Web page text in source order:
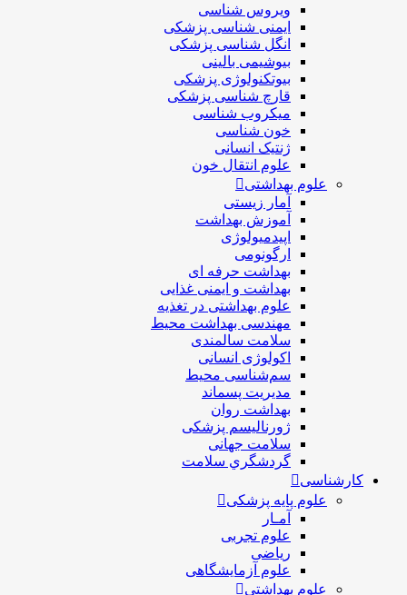
ویروس شناسی
ایمنی شناسی پزشكی
انگل شناسی پزشکی
بیوشیمی بالینی
بیوتکنولوژی پزشکی
قارچ شناسی پزشکی
ميكروب شناسی
خون شناسی
ژنتیک انسانی
علوم انتقال خون
علوم بهداشتی
آمار زیستی
آموزش بهداشت
اپیدمیولوژی
ارگونومی
بهداشت حرفه ای
بهداشت و ایمنی غذایی
علوم بهداشتی در تغذیه
مهندسی بهداشت محيط
سلامت سالمندی
اکولوژی انسانی
سم‌شناسی محیط
مدیریت پسماند
بهداشت روان
ژورنالیسم پزشکی
سلامت جهانی
گردشگري سلامت
کارشناسی
علوم پایه پزشکی
آمـار
علوم تجربی
ریاضی
علوم آزمایشگاهی
علوم بهداشتی